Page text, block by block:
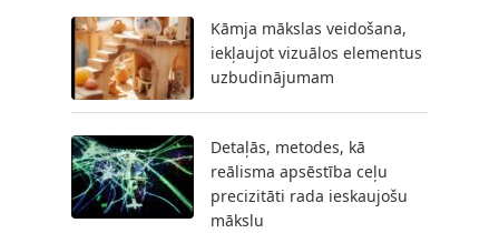
Kāmja mākslas veidošana,
iekļaujot vizuālos elementus
uzbudinājumam
Detaļās, metodes, kā
reālisma apsēstība ceļu
precizitāti rada ieskaujošu
mākslu